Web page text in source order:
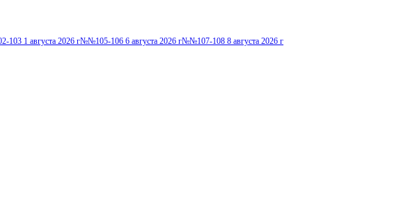
103 1 августа 2026 г№№105-106 6 августа 2026 г№№107-108 8 августа 2026 г